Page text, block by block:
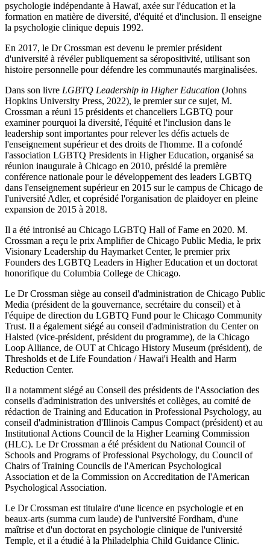
psychologie indépendante à Hawaï, axée sur l'éducation et la
formation en matière de diversité, d'équité et d'inclusion. Il enseigne
la psychologie clinique depuis 1992.
En 2017, le Dr Crossman est devenu le premier président
d'université à révéler publiquement sa séropositivité, utilisant son
histoire personnelle pour défendre les communautés marginalisées.
Dans son livre LGBTQ Leadership in Higher Education (Johns
Hopkins University Press, 2022), le premier sur ce sujet, M.
Crossman a réuni 15 présidents et chanceliers LGBTQ pour
examiner pourquoi la diversité, l'équité et l'inclusion dans le
leadership sont importantes pour relever les défis actuels de
l'enseignement supérieur et des droits de l'homme. Il a cofondé
l'association LGBTQ Presidents in Higher Education, organisé sa
réunion inaugurale à Chicago en 2010, présidé la première
conférence nationale pour le développement des leaders LGBTQ
dans l'enseignement supérieur en 2015 sur le campus de Chicago de
l'université Adler, et coprésidé l'organisation de plaidoyer en pleine
expansion de 2015 à 2018.
Il a été intronisé au Chicago LGBTQ Hall of Fame en 2020. M.
Crossman a reçu le prix Amplifier de Chicago Public Media, le prix
Visionary Leadership du Haymarket Center, le premier prix
Founders des LGBTQ Leaders in Higher Education et un doctorat
honorifique du Columbia College de Chicago.
Le Dr Crossman siège au conseil d'administration de Chicago Public
Media (président de la gouvernance, secrétaire du conseil) et à
l'équipe de direction du LGBTQ Fund pour le Chicago Community
Trust. Il a également siégé au conseil d'administration du Center on
Halsted (vice-président, président du programme), de la Chicago
Loop Alliance, de OUT at Chicago History Museum (président), de
Thresholds et de Life Foundation / Hawai'i Health and Harm
Reduction Center.
Il a notamment siégé au Conseil des présidents de l'Association des
conseils d'administration des universités et collèges, au comité de
rédaction de Training and Education in Professional Psychology, au
conseil d'administration d'Illinois Campus Compact (président) et au
Institutional Actions Council de la Higher Learning Commission
(HLC). Le Dr Crossman a été président du National Council of
Schools and Programs of Professional Psychology, du Council of
Chairs of Training Councils de l'American Psychological
Association et de la Commission on Accreditation de l'American
Psychological Association.
Le Dr Crossman est titulaire d'une licence en psychologie et en
beaux-arts (summa cum laude) de l'université Fordham, d'une
maîtrise et d'un doctorat en psychologie clinique de l'université
Temple, et il a étudié à la Philadelphia Child Guidance Clinic.